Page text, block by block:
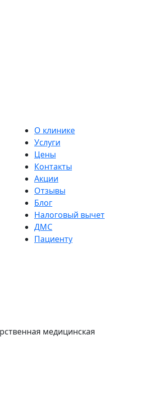
О клинике
Услуги
Цены
Контакты
Акции
Отзывы
Блог
Налоговый вычет
ДМС
Пациенту
медицинская